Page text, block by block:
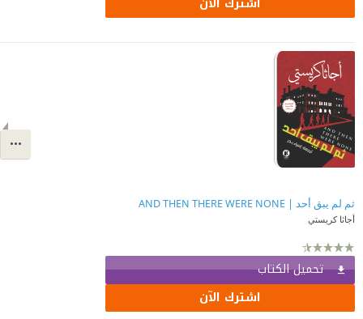
ثم لم يبق أحد | AND THEN THERE WERE NONE
أجاثا كريستي
تحميل الكتاب
اشترك الآن